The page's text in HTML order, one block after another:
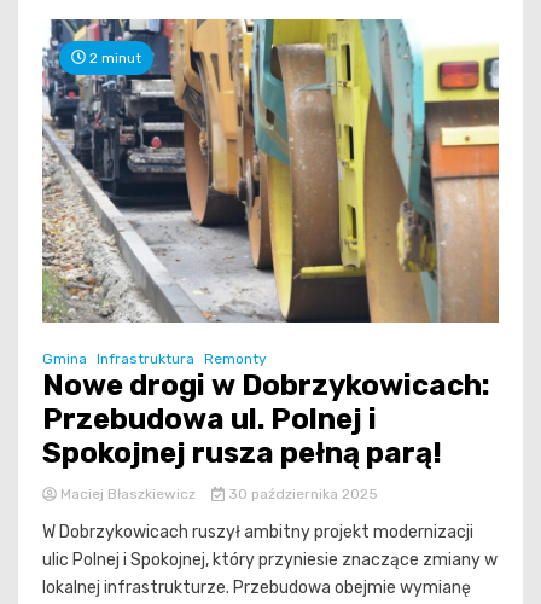
2 minut
Gmina Infrastruktura Remonty
Nowe drogi w Dobrzykowicach:
Przebudowa ul. Polnej i
Spokojnej rusza pełną parą!
Maciej Błaszkiewicz 30 października 2025
W Dobrzykowicach ruszył ambitny projekt modernizacji
ulic Polnej i Spokojnej, który przyniesie znaczące zmiany w
lokalnej infrastrukturze. Przebudowa obejmie wymianę